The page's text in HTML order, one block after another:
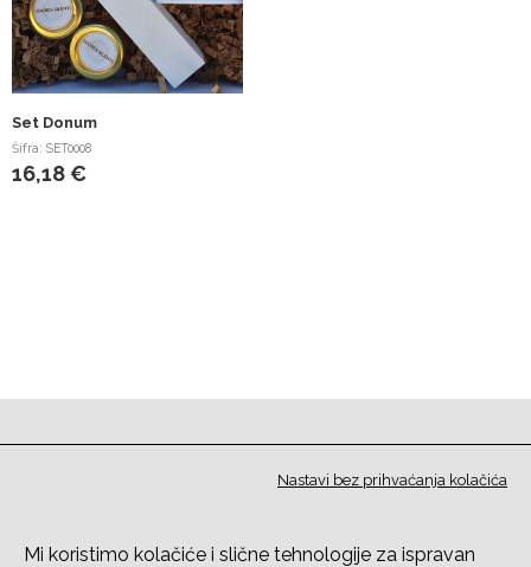
Set Donum
Šifra: SET0008
16,18 €
Nastavi bez prihvaćanja kolačića
Mi koristimo kolačiće i slične tehnologije za ispravan